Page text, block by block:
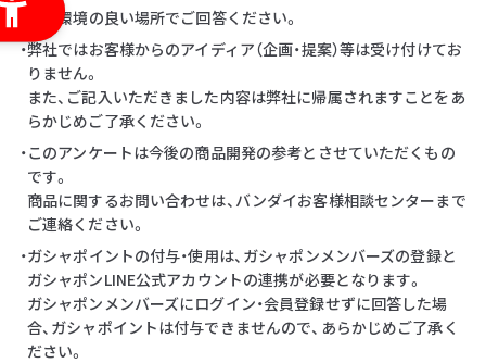
・通信環境の良い場所でご回答ください。
・弊社ではお客様からのアイディア（企画・提案）等は受け付けてお
りません。
また、ご記入いただきました内容は弊社に帰属されますことをあ
らかじめご了承ください。
・このアンケートは今後の商品開発の参考とさせていただくもの
です。
商品に関するお問い合わせは、バンダイお客様相談センターまで
ご連絡ください。
・ガシャポイントの付与・使用は、ガシャポンメンバーズの登録と
ガシャポンLINE公式アカウントの連携が必要となります。
ガシャポンメンバーズにログイン・会員登録せずに回答した場
合、ガシャポイントは付与できませんので、あらかじめご了承く
ださい。